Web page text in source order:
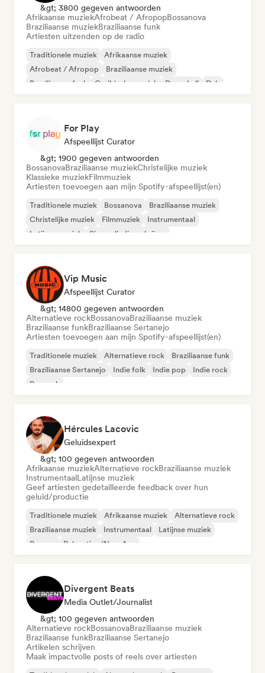
&gt; 3800 gegeven antwoorden
Afrikaanse muziekAfrobeat / AfropopBossanova
Braziliaanse muziekBraziliaanse funk
Artiesten uitzenden op de radio
Traditionele muziek
Afrikaanse muziek
Afrobeat / Afropop
Braziliaanse muziek
Braziliaanse funk
Caribische muziek Dancehall Dub
For Play
Afspeellijst Curator
&gt; 1900 gegeven antwoorden
BossanovaBraziliaanse muziekChristelijke muziek
Klassieke muziekFilmmuziek
Artiesten toevoegen aan mijn Spotify-afspeellijst(en)
Traditionele muziek Bossanova
Braziliaanse muziek
Christelijke muziek
Filmmuziek
Instrumentaal
Latijnse muziek
Singer-liedjesschrijver
Vip Music
Afspeellijst Curator
&gt; 14800 gegeven antwoorden
Alternatieve rockBossanovaBraziliaanse muziek
Braziliaanse funkBraziliaanse Sertanejo
Artiesten toevoegen aan mijn Spotify-afspeellijst(en)
Traditionele muziek Alternatieve rock
Braziliaanse funk
Braziliaanse Sertanejo
Indie folk Indie pop
Indie rock
Poprock
Hércules Lacovic
Geluidsexpert
&gt; 100 gegeven antwoorden
Afrikaanse muziekAlternatieve rockBraziliaanse muziek
InstrumentaalLatijnse muziek
Geef artiesten gedetailleerde feedback over hun
geluid/productie
Traditionele muziek Afrikaanse muziek
Alternatieve rock
Braziliaanse muziek
Instrumentaal
Latijnse muziek
Reggae
Relaxation/New Age
Divergent Beats
Media Outlet/Journalist
&gt; 100 gegeven antwoorden
Alternatieve rockBossanovaBraziliaanse muziek
Braziliaanse funkBraziliaanse Sertanejo
Artikelen schrijven
Maak impactvolle posts of reels over artiesten